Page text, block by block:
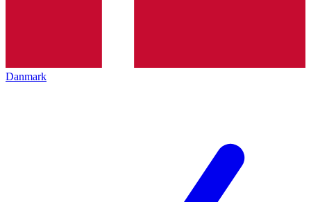
Danmark